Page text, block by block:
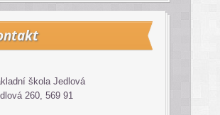
škola Jedlová
260, 569 91